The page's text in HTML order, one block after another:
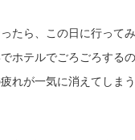
たら、この日に行ってみ
ホテルでごろごろするの
れが一気に消えてしまう